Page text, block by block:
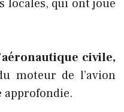
locales, qui ont joué
civile,
moteur de l’avion
approfondie.